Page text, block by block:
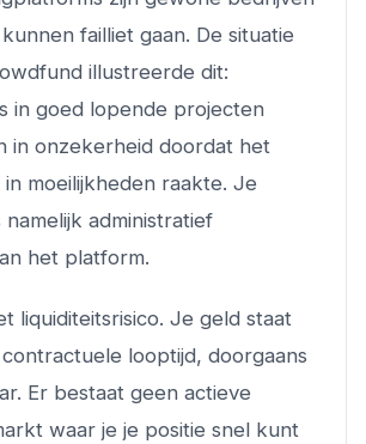
failliet gaan. De situatie
illustreerde dit:
in goed lopende projecten
in onzekerheid doordat het
moeilijkheden raakte. Je
administratief
het platform.
liquiditeitsrisico. Je geld staat
looptijd, doorgaans
Er bestaat geen actieve
waar je je positie snel kunt